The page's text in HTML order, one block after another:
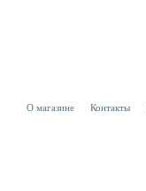
О магазине Контакты